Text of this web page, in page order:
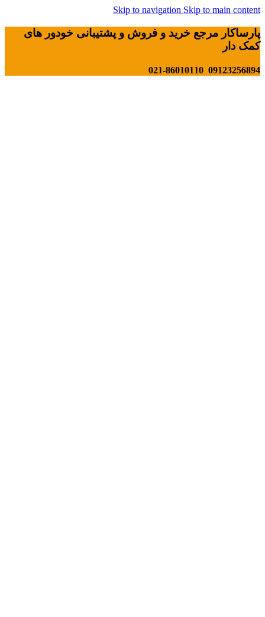
Skip to navigation Skip to main content
پارساکار مرجع خرید و فروش و پشتیبانی خودور های
کمک دار
09123256894 021-86010110